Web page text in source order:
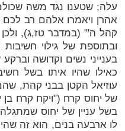
עלה; שטענו נגד משה
אהרן ויאמרו אלהם רב
קהל ה'" (במדבר טז,ג),
ובתוספת של גילוי
בענייני נשים וקדושה
כאילו שהיו איתו בשל
עוזיאל הקטן בבני קהת,
של יחוס קרח ("ויקח קרח
בשל עניין של יחוס
לו ארבעה בנים, הוא זה